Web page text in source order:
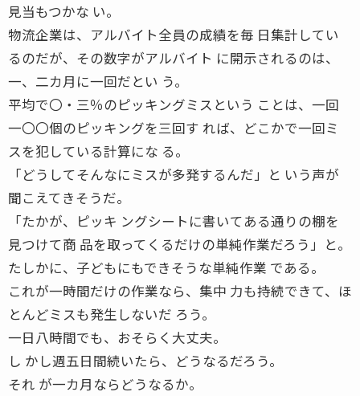
見当もつかな い。
物流企業は、アルバイト全員の成績を毎 日集計してい
るのだが、その数字がアルバイト に開示されるのは、
一、二カ月に一回だとい う。
平均で〇・三％のピッキングミスという ことは、一回
一〇〇個のピッキングを三回す れば、どこかで一回ミ
スを犯している計算にな る。
「どうしてそんなにミスが多発するんだ」と いう声が
聞こえてきそうだ。
「たかが、ピッキ ングシートに書いてある通りの棚を
見つけて商 品を取ってくるだけの単純作業だろう」と。
たしかに、子どもにもできそうな単純作業 である。
これが一時間だけの作業なら、集中 力も持続できて、ほ
とんどミスも発生しないだ ろう。
一日八時間でも、おそらく大丈夫。
し かし週五日間続いたら、どうなるだろう。
それ が一カ月ならどうなるか。